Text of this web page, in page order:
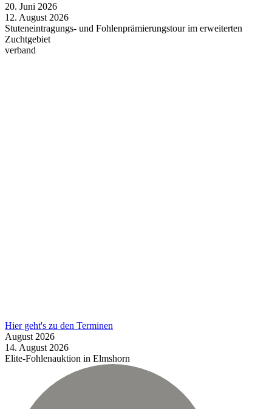
20. Juni 2026
12. August 2026
Stuteneintragungs- und Fohlenprämierungstour im erweiterten
Zuchtgebiet
verband
Hier geht's zu den Terminen
August 2026
14. August 2026
Elite-Fohlenauktion in Elmshorn